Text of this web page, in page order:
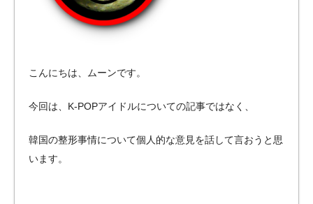
こんにちは、ムーンです。
今回は、K-POPアイドルについての記事ではなく、
韓国の整形事情について個人的な意見を話して言おうと思
います。